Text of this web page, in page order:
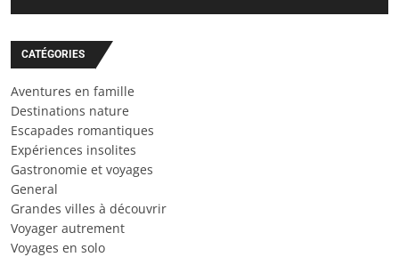
CATÉGORIES
Aventures en famille
Destinations nature
Escapades romantiques
Expériences insolites
Gastronomie et voyages
General
Grandes villes à découvrir
Voyager autrement
Voyages en solo